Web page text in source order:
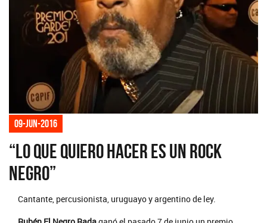
09-jun-2016
“Lo que quiero hacer es un rock
negro”
Cantante, percusionista, uruguayo y argentino de ley.